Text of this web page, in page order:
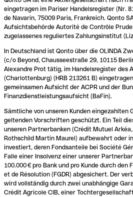
eingetragen im Pariser Handelsregister (Nr.
de Navarin, 75009 Paris, Frankreich. Qonto
Aufsichtsbehörde Autorité de Contrôle
zugelassenes reguliertes Zahlungsinstitut
In Deutschland ist Qonto über die OLINDA
(c/o Beyond, Chausseestraße 29, 10115
Alexandre Prot tätig, im Handelsregister des
(Charlottenburg) (HRB 213261 B)
gemeinsamen Aufsicht der ACPR und der
Finanzdienstleistungsaufsicht (BaFin).
Sämtliche von unseren Kunden eingezahlten
geltenden Vorschriften geschützt. Ein Teil
unseren Partnerbanken (Crédit Mutuel
Rothschild Martin Maurel) aufbewahrt oder
investiert, deren Fondsanteile bei Société
Falle einer Insolvenz einer unserer
100.000 € pro Bank und pro Kunde durch den
et de Résolution (FGDR) abgesichert. Der
wird vollständig durch zwei unabhängige
Crédit Agricole CIB, einer